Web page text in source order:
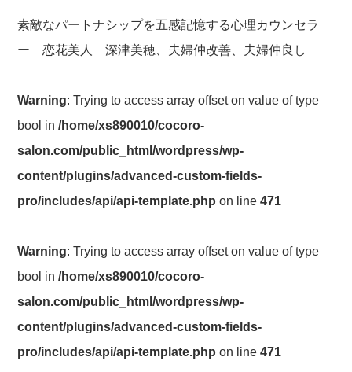
素敵なパートナシップを五感記憶する心理カウンセラ
ー 恋花美人 深津美穂、夫婦仲改善、夫婦仲良し
Warning: Trying to access array offset on value of type
bool in/home/xs890010/cocoro-
salon.com/public_html/wordpress/wp-
content/plugins/advanced-custom-fields-
pro/includes/api/api-template.php on line471
Warning: Trying to access array offset on value of type
bool in/home/xs890010/cocoro-
salon.com/public_html/wordpress/wp-
content/plugins/advanced-custom-fields-
pro/includes/api/api-template.php on line471